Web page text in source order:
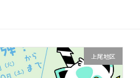
上尾地区